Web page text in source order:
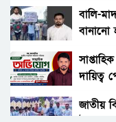
হাতের
পুঁজির
বালি-
বানানো
দায়িত্ব
জাতীয়